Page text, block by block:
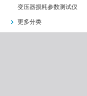
变压器损耗参数测试仪
更多分类